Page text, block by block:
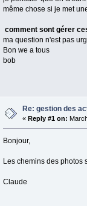
même chose si je met
comment sont gérer
ma question n'est pas
Bon we a tous
bob
Re: gestion des
« Reply #1 on:
Bonjour,
Les chemins des photos
Claude